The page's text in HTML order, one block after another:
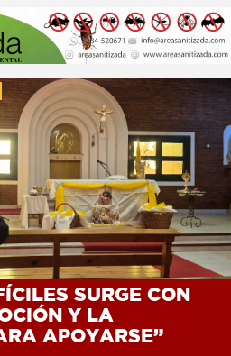
SURGE CON
Y LA
APOYARSE”